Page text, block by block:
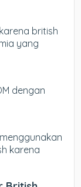
british
yang
dengan
karena